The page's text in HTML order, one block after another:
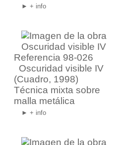
► + info
Referencia 98-026
Oscuridad visible IV
(Cuadro, 1998)
Técnica mixta sobre
malla metálica
► + info